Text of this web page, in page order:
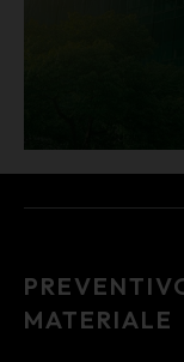
MATERIALE